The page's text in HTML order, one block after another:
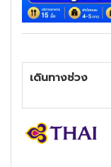
เดินทางช่วง